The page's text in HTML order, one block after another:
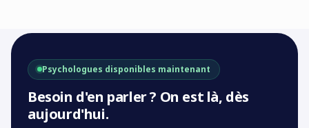
Psychologues disponibles maintenant
Besoin d'en parler ? On est là, dès
aujourd'hui.